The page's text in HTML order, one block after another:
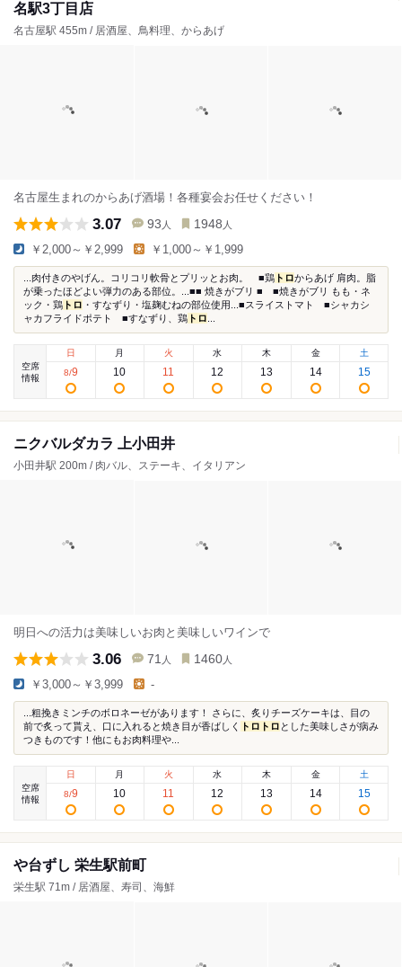
名駅3丁目店
名古屋駅 455m / 居酒屋、鳥料理、からあげ
名古屋生まれのからあげ酒場！各種宴会お任せください！
3.07 93 人 1948 人
￥2,000～￥2,999 ￥1,000～￥1,999
...肉付きのやげん。コリコリ軟骨とプリッとお肉。 ■鶏 トロからあげ 肩肉。脂
が乗ったほどよい弾力のある部位。...■■ 焼きがブリ ■ ■焼きがブリ もも・ネ
ック・鶏 トロ ・すなずり・塩麹むねの部位使用...■スライストマト ■シャカシ
ャカフライドポテト ■すなずり、鶏 トロ
空席
情報
日
8/9
月
10
火
11
水
12
木
13
金
14
土
15
ニクバルダカラ 上小田井
小田井駅 200m / 肉バル、ステーキ、イタリアン
明日への活力は美味しいお肉と美味しいワインで
3.06 71 人 1460 人
￥3,000～￥3,999 -
...粗挽きミンチのボロネーゼがあります！ さらに、炙りチーズケーキは、目の
前で炙って貰え、口に入れると焼き目が香ばしく
トロ トロ とした美味しさが病み
つきものです！他にもお肉料理や...
空席
情報
日
8/9
月
10
火
11
水
12
木
13
金
14
土
15
や台ずし 栄生駅前町
栄生駅 71m / 居酒屋、寿司、海鮮